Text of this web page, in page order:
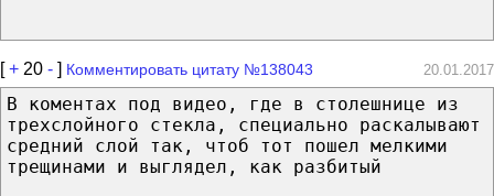
[+ 20 - ] Комментировать цитату №138043 20.01.2017
В коментах под видео, где в столешнице из
трехслойного стекла, специально раскалывают
средний слой так, чтоб тот пошел мелкими
трещинами и выглядел, как разбитый